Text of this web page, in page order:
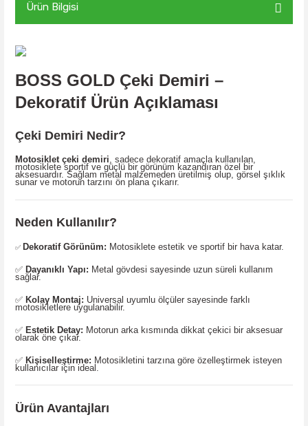
Ürün Bilgisi
BOSS GOLD Çeki Demiri –
Dekoratif Ürün Açıklaması
Çeki Demiri Nedir?
Motosiklet çeki demiri, sadece dekoratif amaçla kullanılan,
motosiklete sportif ve güçlü bir görünüm kazandıran özel bir
aksesuardır. Sağlam metal malzemeden üretilmiş olup, görsel şıklık
sunar ve motorun tarzını ön plana çıkarır.
Neden Kullanılır?
✅ Dekoratif Görünüm: Motosiklete estetik ve sportif bir hava katar.
✅ Dayanıklı Yapı: Metal gövdesi sayesinde uzun süreli kullanım
sağlar.
✅ Kolay Montaj: Universal uyumlu ölçüler sayesinde farklı
motosikletlere uygulanabilir.
✅ Estetik Detay: Motorun arka kısmında dikkat çekici bir aksesuar
olarak öne çıkar.
✅ Kişiselleştirme: Motosikletini tarzına göre özelleştirmek isteyen
kullanıcılar için ideal.
Ürün Avantajları